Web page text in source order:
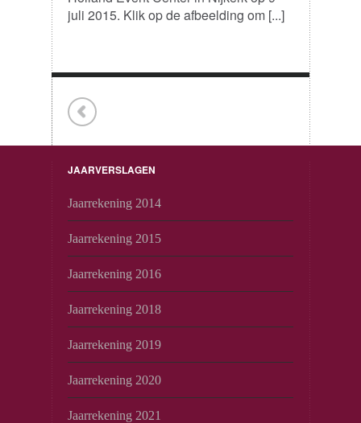
juli 2015. Klik op de afbeelding om [...]
JAARVERSLAGEN
Jaarrekening 2014
Jaarrekening 2015
Jaarrekening 2016
Jaarrekening 2018
Jaarrekening 2019
Jaarrekening 2020
Jaarrekening 2021